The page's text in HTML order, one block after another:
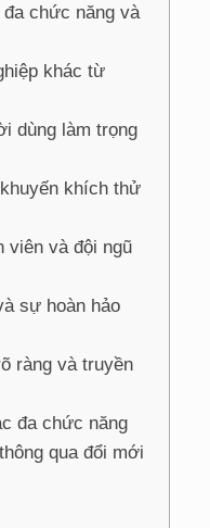
chức năng và
khác từ
dùng làm trọng
khích thử
viên và đội ngũ
sự hoàn hảo
ràng và truyền
đa chức năng
qua đổi mới